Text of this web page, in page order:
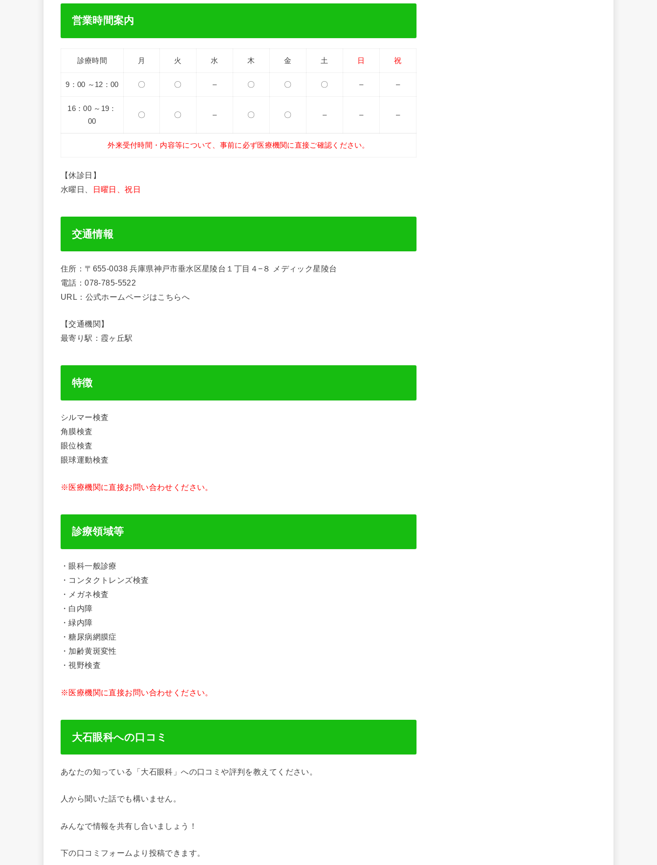
営業時間案内
診療時間 月 火 水 木 金 土 日 祝
9：00 ～12：00 〇 〇 – 〇 〇 〇 – –
16：00 ～19：
00
〇 〇 – 〇 〇 – – –
外来受付時間・内容等について、事前に必ず医療機関に直接ご確認ください。
【休診日】
水曜日、
日曜日、祝日
交通情報
住所：〒655-0038 兵庫県神戸市垂水区星陵台１丁目４−８ メディック星陵台
電話：078-785-5522
URL：公式ホームページはこちらへ
【交通機関】
最寄り駅：霞ヶ丘駅
特徴
シルマー検査
角膜検査
眼位検査
眼球運動検査
※医療機関に直接お問い合わせください。
診療領域等
・眼科一般診療
・コンタクトレンズ検査
・メガネ検査
・白内障
・緑内障
・糖尿病網膜症
・加齢黄斑変性
・視野検査
※医療機関に直接お問い合わせください。
大石眼科への口コミ
あなたの知っている「大石眼科」への口コミや評判を教えてください。
人から聞いた話でも構いません。
みんなで情報を共有し合いましょう！
下の口コミフォームより投稿できます。